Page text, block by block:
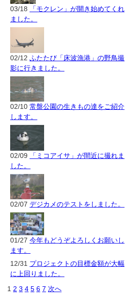
03/18
「モクレン」が開き始めてくれ
ました。
02/12 ふたたび「床波漁港」の野鳥撮
影に行きました。
02/10 常盤公園の生きもの達をご紹介
します。
02/09
「ミコアイサ」が間近に撮れま
した。
02/07 デジカメのテストをしました。
01/27 今年もどうぞよろしくお願いし
ます。
12/31 プロジェクトの目標金額が大幅
に上回りました。
1 2 3 4 5 6 7 次へ